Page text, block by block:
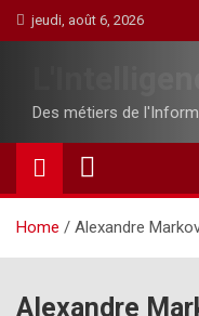
Skip
to
jeudi, août 6, 2026
Des métiers de
Home Alexandre
Alexandre